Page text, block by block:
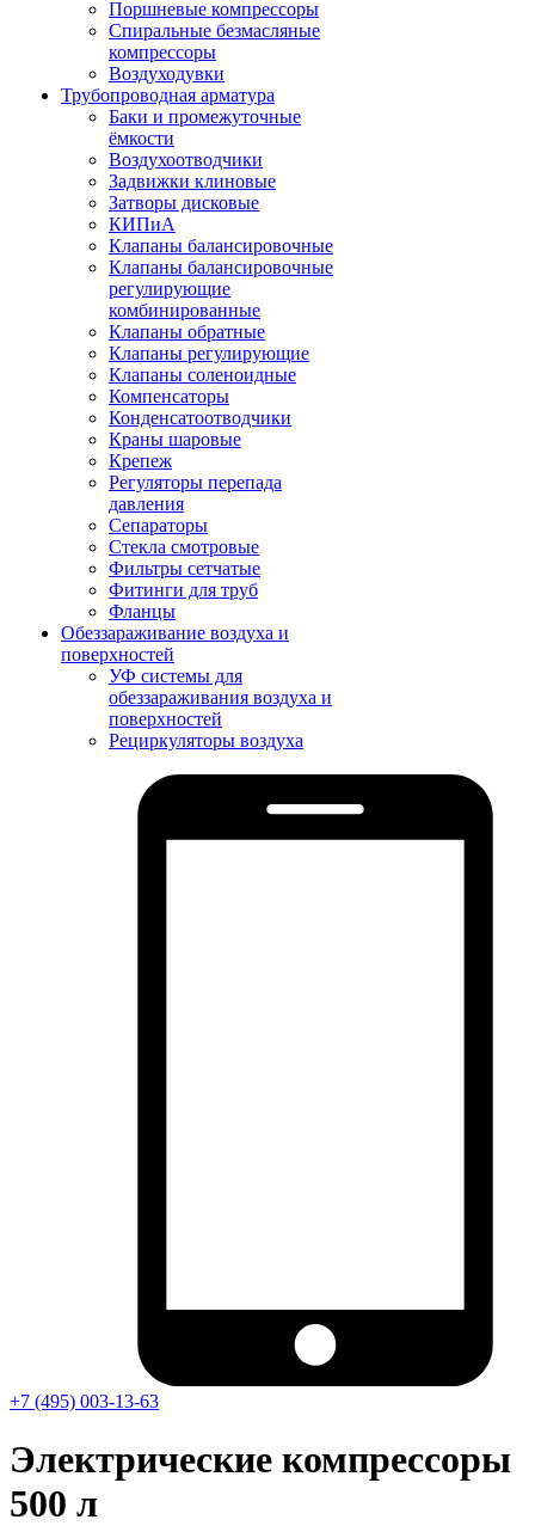
Поршневые компрессоры
Спиральные безмасляные
компрессоры
Воздуходувки
Трубопроводная арматура
Баки и промежуточные
ёмкости
Воздухоотводчики
Задвижки клиновые
Затворы дисковые
КИПиА
Клапаны балансировочные
Клапаны балансировочные
регулирующие
комбинированные
Клапаны обратные
Клапаны регулирующие
Клапаны соленоидные
Компенсаторы
Конденсатоотводчики
Краны шаровые
Крепеж
Регуляторы перепада
давления
Сепараторы
Стекла смотровые
Фильтры сетчатые
Фитинги для труб
Фланцы
Обеззараживание воздуха и
поверхностей
УФ системы для
обеззараживания воздуха и
поверхностей
Рециркуляторы воздуха
+7 (495) 003-13-63
Электрические компрессоры
500 л